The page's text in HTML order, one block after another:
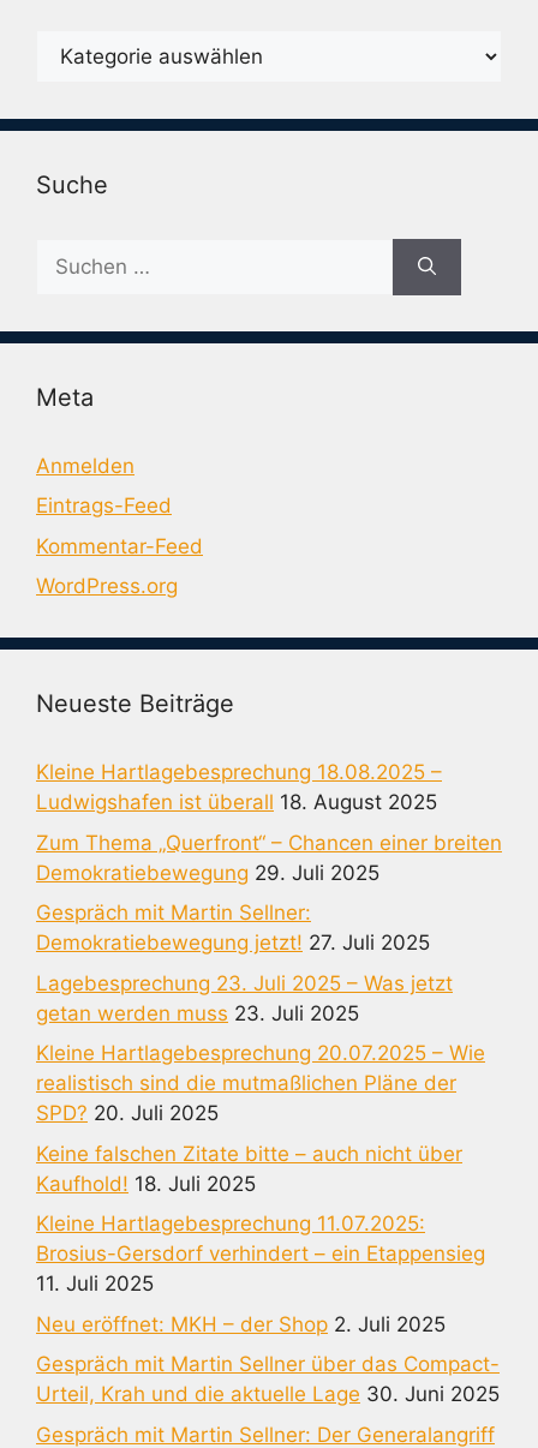
Karegorien
Suche
nach:
Meta
Anmelden
Eintrags-Feed
Kommentar-Feed
WordPress.org
Neueste Beiträge
Kleine Hartlagebesprechung 18.08.2025 –
Ludwigshafen ist überall 18. August 2025
Zum Thema „Querfront“ – Chancen einer breiten
Demokratiebewegung 29. Juli 2025
Gespräch mit Martin Sellner:
Demokratiebewegung jetzt! 27. Juli 2025
Lagebesprechung 23. Juli 2025 – Was jetzt
getan werden muss 23. Juli 2025
Kleine Hartlagebesprechung 20.07.2025 – Wie
realistisch sind die mutmaßlichen Pläne der
SPD? 20. Juli 2025
Keine falschen Zitate bitte – auch nicht über
Kaufhold! 18. Juli 2025
Kleine Hartlagebesprechung 11.07.2025:
Brosius-Gersdorf verhindert – ein Etappensieg
11. Juli 2025
Neu eröffnet: MKH – der Shop 2. Juli 2025
Gespräch mit Martin Sellner über das Compact-
Urteil, Krah und die aktuelle Lage 30. Juni 2025
Gespräch mit Martin Sellner: Der Generalangriff